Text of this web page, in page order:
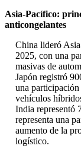
Asia-Pacífico:
anticongelantes
China lideró
2025, con una
masivas de
Japón registró
una
vehículos
India representó
representa una
aumento de la
logístico.